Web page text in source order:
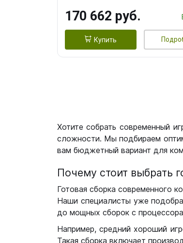
SSD)
170 662 руб.
Купить
Хотите собрать современный
сложности. Мы подбираем
вам бюджетный вариант для
Почему стоит выбрать
Готовая сборка современного
Наши специалисты уже
до мощных сборок с
Например, средний хороший
Такая сборка включает